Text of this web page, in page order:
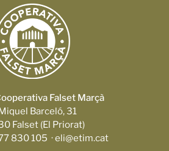
Falset Marçà
Barceló, 31
Falset (El Priorat)
830 105 · eli@etim.cat